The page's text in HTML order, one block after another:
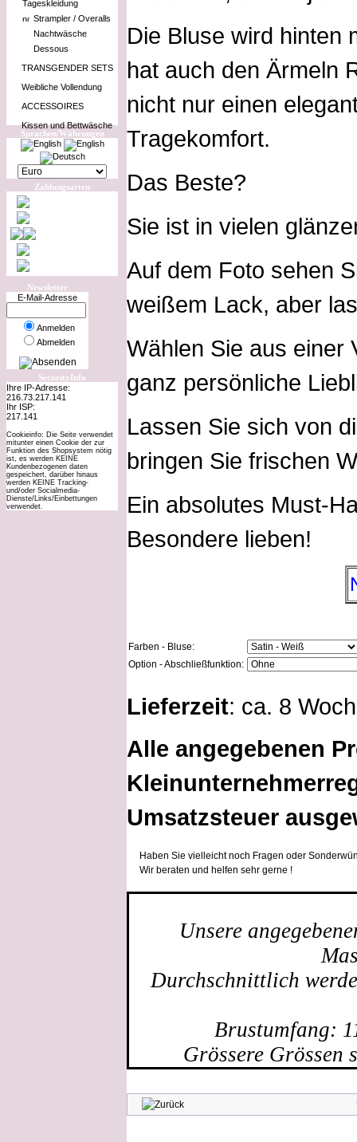
Tageskleidung
Strampler / Overalls
Nachtwäsche
Dessous
TRANSGENDER SETS
Weibliche Vollendung
ACCESSOIRES
Kissen und Bettwäsche
Sprachen/Währungen
Zahlungsarten
Newsletter
E-Mail-Adresse
Anmelden
Abmelden
SecurityInfo
Ihre IP-Adresse:
216.73.217.141
Ihr ISP:
217.141
Cookieinfo: Die Seite verwendet
mitunter einen Cookie der zur
Funktion des Shopsystem nötig
ist, es werden KEINE
Kundenbezogenen daten
gespeichert, darüber hinaus
werden KEINE Tracking-
und/oder Socialmedia-
Dienste/Links/Einbettungen
verwendet.
Die Bluse wird hinten
hat auch den Ärmeln
nicht nur einen
Tragekomfort.
Das Beste?
Sie ist in vielen
Auf dem Foto sehen
weißem Lack, aber
Wählen Sie aus einer
ganz persönliche
Lassen Sie sich von
bringen Sie frischen
Ein absolutes Must-
Besondere lieben!
Farben - Bluse:
Option - Abschließfunktion:
Lieferzeit: ca. 8
Alle angegebenen
Umsatzsteuer
Haben Sie vielleicht noch Fragen oder
Wir beraten und helfen sehr gerne !
Unsere
Durchschnittlich
Brustumfang:
Grössere Grössen